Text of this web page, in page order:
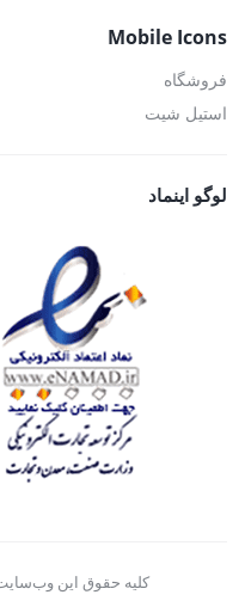
Mobile Icons
فروشگاه
استیل شیت
لوگو اینماد
کلیه حقوق این وب‌سایت